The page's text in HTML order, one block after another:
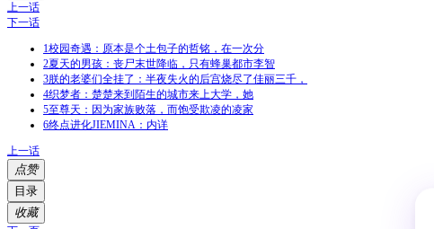
上一话
下一话
1校园奇遇：原本是个土包子的哲铭，在一次分
2夏天的男孩：丧尸末世降临，只有蜂巢都市李智
3朕的老婆们全挂了：半夜失火的后宫烧尽了佳丽三千，
4织梦者：楚楚来到陌生的城市来上大学，她
5至尊天：因为家族败落，而饱受欺凌的凌家
6终点进化JIEMINA：内详
上一话
点赞
目录
收藏